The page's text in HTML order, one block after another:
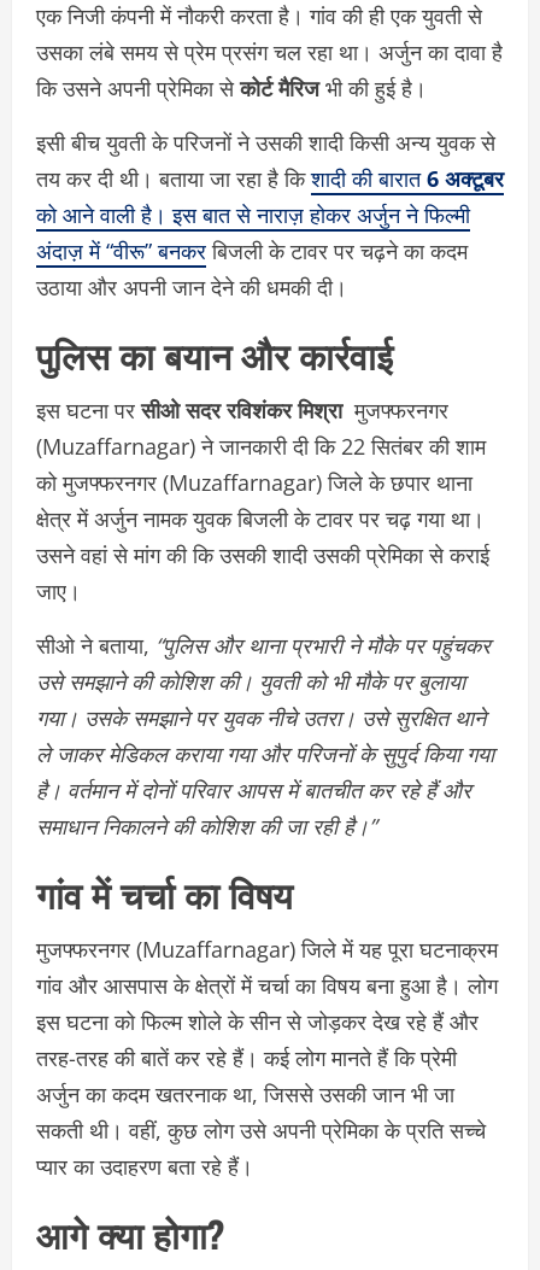
एक निजी कंपनी में नौकरी करता है। गांव की ही एक युवती से
उसका लंबे समय से प्रेम प्रसंग चल रहा था। अर्जुन का दावा है
कि उसने अपनी प्रेमिका सेकोर्ट मैरिजभी की हुई है।
इसी बीच युवती के परिजनों ने उसकी शादी किसी अन्य युवक से
तय कर दी थी। बताया जा रहा है किशादी की बारात6 अक्टूबर
को आने वाली है। इस बात से नाराज़ होकर अर्जुन ने फिल्मी
अंदाज़ में “वीरू” बनकरबिजली के टावर पर चढ़ने का कदम
उठाया और अपनी जान देने की धमकी दी।
पुलिस का बयान और कार्रवाई
इस घटना परसीओ सदर रविशंकर मिश्रा मुजफ्फरनगर
(Muzaffarnagar) ने जानकारी दी कि 22 सितंबर की शाम
को मुजफ्फरनगर (Muzaffarnagar) जिले के छपार थाना
क्षेत्र में अर्जुन नामक युवक बिजली के टावर पर चढ़ गया था।
उसने वहां से मांग की कि उसकी शादी उसकी प्रेमिका से कराई
जाए।
सीओ ने बताया, “पुलिस और थाना प्रभारी ने मौके पर पहुंचकर
उसे समझाने की कोशिश की। युवती को भी मौके पर बुलाया
गया। उसके समझाने पर युवक नीचे उतरा। उसे सुरक्षित थाने
ले जाकर मेडिकल कराया गया और परिजनों के सुपुर्द किया गया
है। वर्तमान में दोनों परिवार आपस में बातचीत कर रहे हैं और
समाधान निकालने की कोशिश की जा रही है।”
गांव में चर्चा का विषय
मुजफ्फरनगर (Muzaffarnagar) जिले में यह पूरा घटनाक्रम
गांव और आसपास के क्षेत्रों में चर्चा का विषय बना हुआ है। लोग
इस घटना को फिल्म शोले के सीन से जोड़कर देख रहे हैं और
तरह-तरह की बातें कर रहे हैं। कई लोग मानते हैं कि प्रेमी
अर्जुन का कदम खतरनाक था, जिससे उसकी जान भी जा
सकती थी। वहीं, कुछ लोग उसे अपनी प्रेमिका के प्रति सच्चे
प्यार का उदाहरण बता रहे हैं।
आगे क्या होगा?